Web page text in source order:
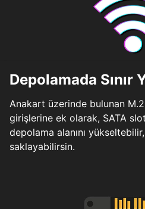
Depolamada Sınır
Anakart üzerinde bulunan
girişlerine ek olarak, SATA
depolama alanını
saklayabilirsin.